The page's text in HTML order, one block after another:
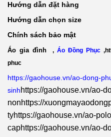
Hướng dẫn đặt hàng
Hướng dẫn chọn size
Chính sách bảo mật
Áo gia đình , Áo Đồng Phục ,
phuc
https://gaohouse.vn/ao-dong-
sinhhttps://gaohouse.vn/ao-
nonhttps://
tyhttps://gaohouse.vn/ao-
caphttps://gaohouse.vn/ao-